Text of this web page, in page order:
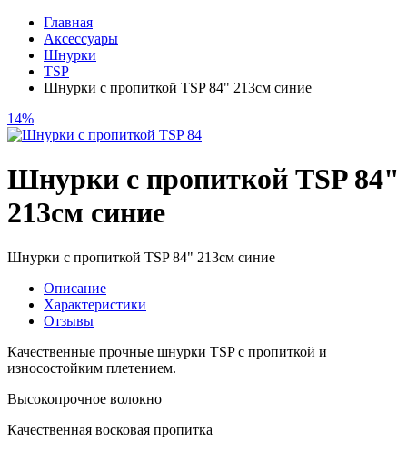
Главная
Аксессуары
Шнурки
TSP
Шнурки с пропиткой TSP 84" 213см синие
14%
Шнурки с пропиткой TSP 84"
213см синие
Шнурки с пропиткой TSP 84" 213см синие
Описание
Характеристики
Отзывы
Качественные прочные шнурки TSP с пропиткой и
износостойким плетением.
Высокопрочное волокно
Качественная восковая пропитка